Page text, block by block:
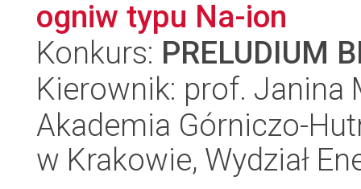
ogniw typu Na-ion
Konkurs: PRELUDIUM
Kierownik: prof. Janina
Akademia Górniczo-
w Krakowie, Wydział